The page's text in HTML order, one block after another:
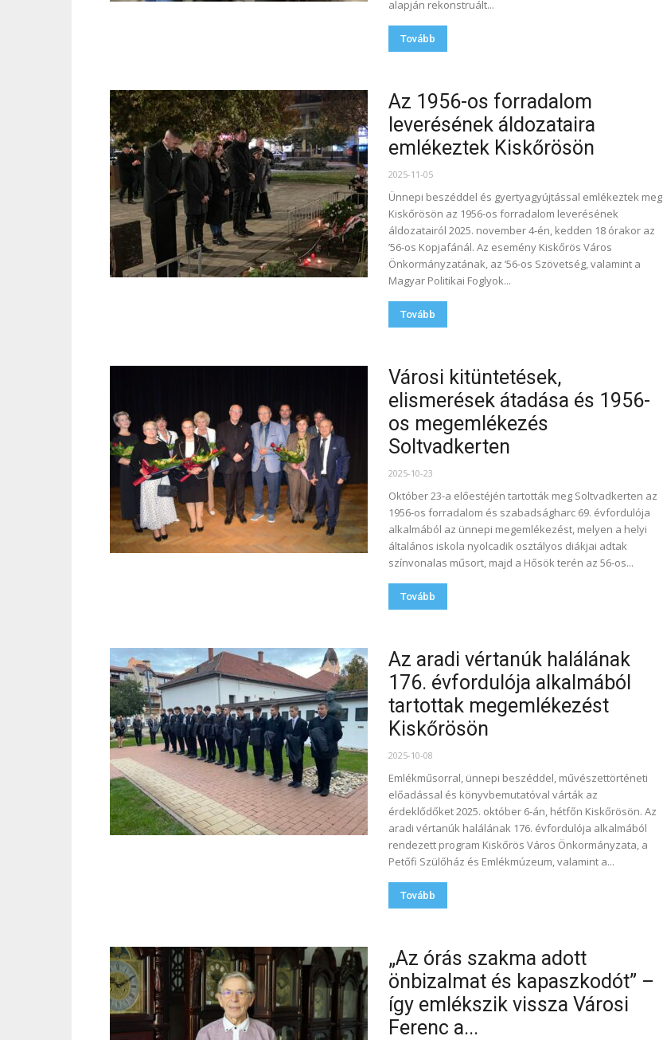
alapján rekonstruált...
Tovább
Az 1956-os forradalom
leverésének áldozataira
emlékeztek Kiskőrösön
2025-11-05
Ünnepi beszéddel és gyertyagyújtással emlékeztek meg
Kiskőrösön az 1956-os forradalom leverésének
áldozatairól 2025. november 4-én, kedden 18 órakor az
’56-os Kopjafánál. Az esemény Kiskőrös Város
Önkormányzatának, az ’56-os Szövetség, valamint a
Magyar Politikai Foglyok...
Tovább
Városi kitüntetések,
elismerések átadása és 1956-
os megemlékezés
Soltvadkerten
2025-10-23
Október 23-a előestéjén tartották meg Soltvadkerten az
1956-os forradalom és szabadságharc 69. évfordulója
alkalmából az ünnepi megemlékezést, melyen a helyi
általános iskola nyolcadik osztályos diákjai adtak
színvonalas műsort, majd a Hősök terén az 56-os...
Tovább
Az aradi vértanúk halálának
176. évfordulója alkalmából
tartottak megemlékezést
Kiskőrösön
2025-10-08
Emlékműsorral, ünnepi beszéddel, művészettörténeti
előadással és könyvbemutatóval várták az
érdeklődőket 2025. október 6-án, hétfőn Kiskőrösön. Az
aradi vértanúk halálának 176. évfordulója alkalmából
rendezett program Kiskőrös Város Önkormányzata, a
Petőfi Szülőház és Emlékmúzeum, valamint a...
Tovább
„Az órás szakma adott
önbizalmat és kapaszkodót” –
így emlékszik vissza Városi
Ferenc a...